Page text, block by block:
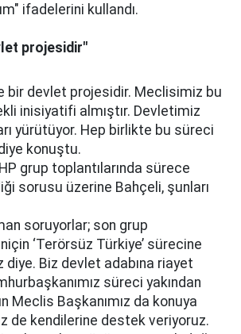
ifadelerini kullandı.
projesidir"
bir devlet projesidir. Meclisimiz bu
inisiyatifi almıştır. Devletimiz
yürütüyor. Hep birlikte bu süreci
konuştu.
grup toplantılarında sürece
sorusu üzerine Bahçeli, şunları
soruyorlar; son grup
‘Terörsüz Türkiye’ sürecine
diye. Biz devlet adabına riayet
süreci yakından
Meclis Başkanımız da konuya
de kendilerine destek veriyoruz.